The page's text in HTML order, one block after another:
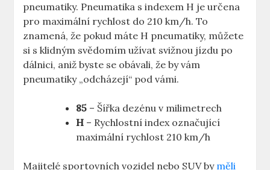
pneumatiky. Pneumatika s indexem H je určena
pro maximální rychlost do 210 km/h. To
znamená, že pokud máte H pneumatiky, můžete
si s klidným svědomím užívat svižnou jízdu po
dálnici, aniž byste se obávali, že by vám
pneumatiky „odcházejí“ pod vámi.
85 – Šířka dezénu v milimetrech
H – Rychlostní index označující
maximální rychlost 210 km/h
Majitelé sportovních vozidel nebo SUV by měli